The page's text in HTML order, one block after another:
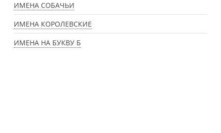
ИМЕНА СОБАЧЬИ
ИМЕНА КОРОЛЕВСКИЕ
ИМЕНА НА БУКВУ Б